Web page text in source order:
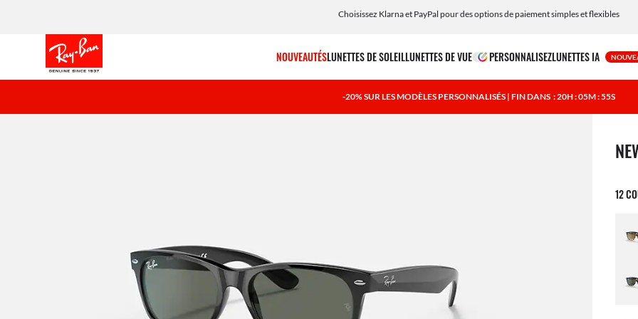
Personnalisez vos lunettes de soleil et ajoutez une gravure gratuitement
NOUVEAUTÉSLUNETTES DE SOLEILLUNETTES DE VUE PERSONNALISEZLUNETTES IA
-20% SUR LES MODÈLES PERSONNALISÉS | FIN DANS : 20H : 05M : 54S
1
12